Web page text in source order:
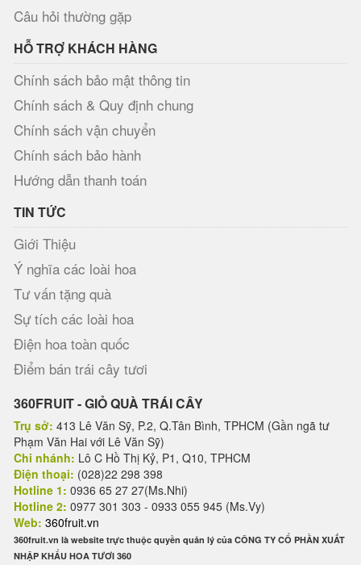
Câu hỏi thường gặp
HỖ TRỢ KHÁCH HÀNG
Chính sách bảo mật thông tin
Chính sách & Quy định chung
Chính sách vận chuyển
Chính sách bảo hành
Hướng dẫn thanh toán
TIN TỨC
Giới Thiệu
Ý nghĩa các loài hoa
Tư vấn tặng quà
Sự tích các loài hoa
Điện hoa toàn quốc
Điểm bán trái cây tươi
360FRUIT - GIỎ QUÀ TRÁI CÂY
Trụ sở: 413 Lê Văn Sỹ, P.2, Q.Tân Bình, TPHCM (Gần ngã tư
Phạm Văn Hai với Lê Văn Sỹ)
Chi nhánh: Lô C Hồ Thị Kỷ, P1, Q10, TPHCM
Điện thoại: (028)22 298 398
Hotline 1: 0936 65 27 27(Ms.Nhi)
Hotline 2: 0977 301 303 - 0933 055 945 (Ms.Vy)
Web: 360fruit.vn
360fruit.vn là website trực thuộc quyền quản lý của CÔNG TY CỔ PHẦN XUẤT
NHẬP KHẨU HOA TƯƠI 360